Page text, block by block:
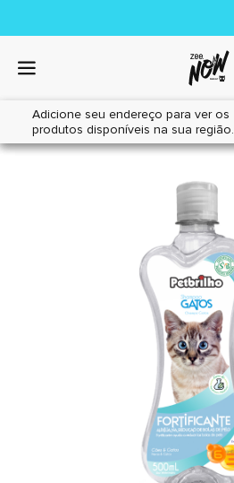
Adicione seu endereço para ver os
produtos disponíveis na sua região.
Home|Gatos|Higiene